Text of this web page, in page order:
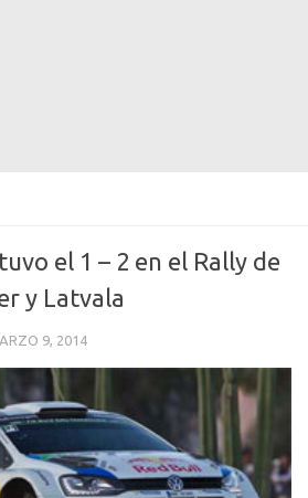
el 1 – 2 en el Rally de
y Latvala
9, 2014